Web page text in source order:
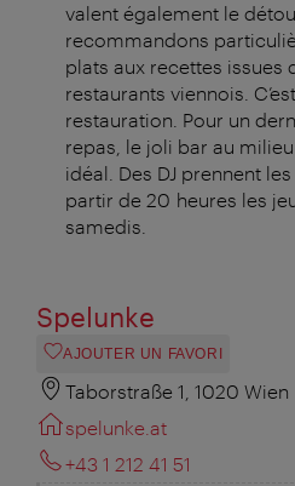
valent également le
recommandons
plats aux recettes issues
restaurants viennois.
restauration. Pour un
repas, le joli bar au
idéal. Des DJ prennent
partir de 20 heures les
samedis.
Spelunke
AJOUTER UN FAVORI
Taborstraße 1, 1020 Wien
spelunke.at
+43 1 212 41 51